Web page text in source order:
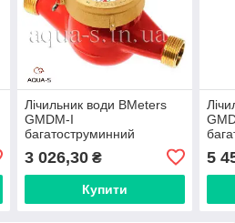
Лічильник води BMeters
GMDM-I
багатоструминний
2.5) до 90 °C (Італія)
3 026,30₴
Купити
10
5